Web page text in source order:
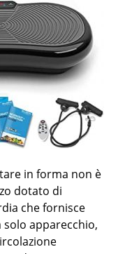
in forma non è
dotato di
che fornisce
apparecchio,